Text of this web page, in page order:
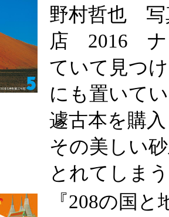
野村哲也
店 2016 ナ
ていて見つ
にも置いて
遽古本を購
その美しい
とれてしま
『208の国